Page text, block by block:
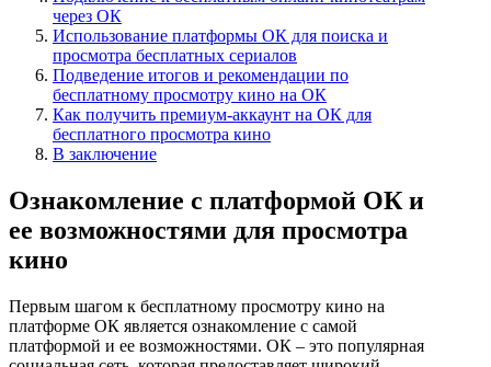
через ОК
Использование платформы ОК для поиска и
просмотра бесплатных сериалов
Подведение итогов и рекомендации по
бесплатному просмотру кино на ОК
Как получить премиум-аккаунт на ОК для
бесплатного просмотра кино
В заключение
Ознакомление с платформой ОК и
ее возможностями для просмотра
кино
Первым шагом к бесплатному просмотру кино на
платформе ОК является ознакомление с самой
платформой и ее возможностями. ОК – это популярная